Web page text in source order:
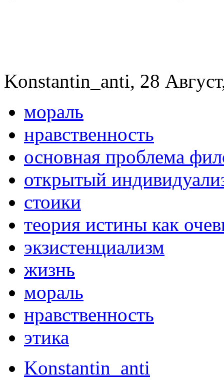
Konstantin_anti, 28
мораль
нравственность
основная проблема
открытый
стоики
теория истины как
экзистенциализм
жизнь
мораль
нравственность
этика
Konstantin_anti